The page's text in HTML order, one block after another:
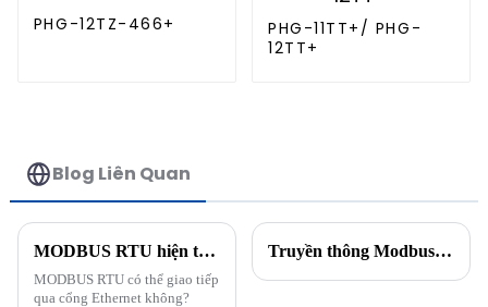
PHG-12TZ-466+
PHG-11TT+/ PHG-
12TT+
Blog Liên Quan
MODBUS RTU hiện tương thích với truyền thông Ethernet
MODBUS RTU có thể giao tiếp
qua cổng Ethernet không?
Truyền thông Modbus: Chìa khóa để xây dựng mạng lưới công nghiệp liền mạch